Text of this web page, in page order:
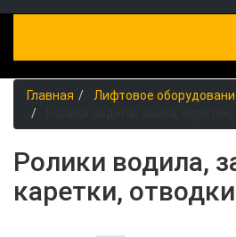
Главная
Лифтовое
Ролики водила,
каретки, отводки